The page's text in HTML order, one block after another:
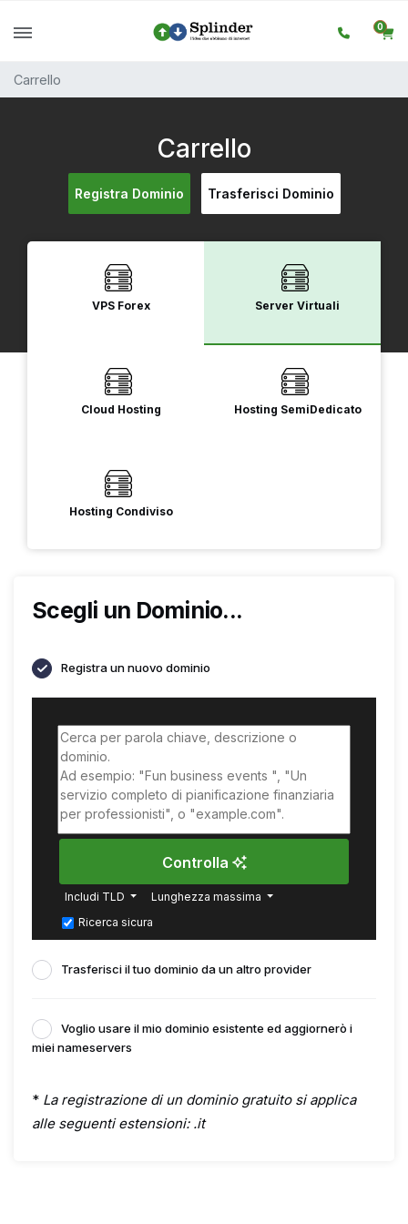
0
Carrello
Carrello
Registra Dominio Trasferisci Dominio
VPS Forex Server Virtuali
Cloud Hosting Hosting SemiDedicato
Hosting Condiviso
Scegli un Dominio...
Registra un nuovo dominio
Controlla
Includi TLD
Lunghezza massima
Ricerca sicura
Trasferisci il tuo dominio da un altro provider
Voglio usare il mio dominio esistente ed aggiornerò i
miei nameservers
* La registrazione di un dominio gratuito si applica
alle seguenti estensioni: .it